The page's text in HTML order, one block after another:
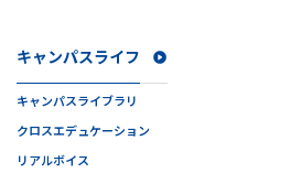
キャンパスライフ
キャンパスライブラリ
クロスエデュケーション
リアルボイス